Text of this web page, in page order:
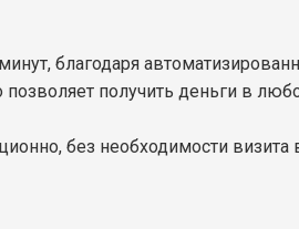
благодаря
получить деньги в
без необходимости визита